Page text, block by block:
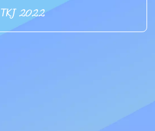
TKJ 2022